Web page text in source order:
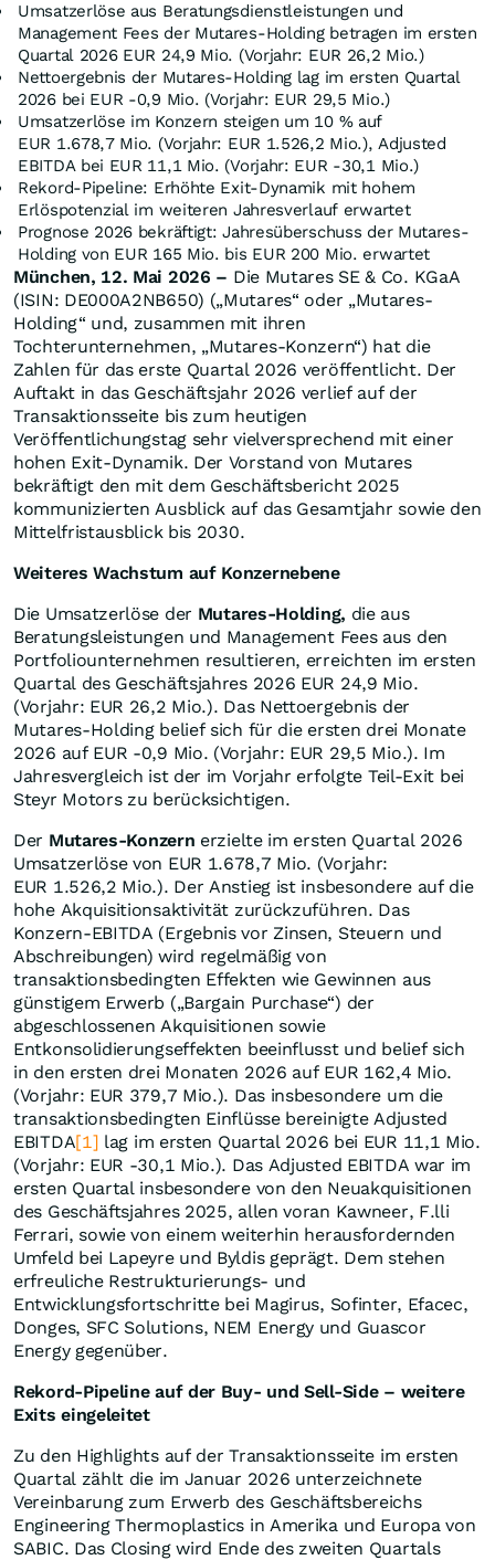
Umsatzerlöse aus Beratungsdienstleistungen und
Management Fees der Mutares-Holding betragen im ersten
Quartal 2026 EUR 24,9 Mio. (Vorjahr: EUR 26,2 Mio.)
Nettoergebnis der Mutares-Holding lag im ersten Quartal
2026 bei EUR -0,9 Mio. (Vorjahr: EUR 29,5 Mio.)
Umsatzerlöse im Konzern steigen um 10 % auf
EUR 1.678,7 Mio. (Vorjahr: EUR 1.526,2 Mio.), Adjusted
EBITDA bei EUR 11,1 Mio. (Vorjahr: EUR -30,1 Mio.)
Rekord-Pipeline: Erhöhte Exit-Dynamik mit hohem
Erlöspotenzial im weiteren Jahresverlauf erwartet
Prognose 2026 bekräftigt: Jahresüberschuss der Mutares-
Holding von EUR 165 Mio. bis EUR 200 Mio. erwartet
München, 12. Mai 2026 – Die Mutares SE & Co. KGaA
(ISIN: DE000A2NB650) („Mutares“ oder „Mutares-
Holding“ und, zusammen mit ihren
Tochterunternehmen, „Mutares-Konzern“) hat die
Zahlen für das erste Quartal 2026 veröffentlicht. Der
Auftakt in das Geschäftsjahr 2026 verlief auf der
Transaktionsseite bis zum heutigen
Veröffentlichungstag sehr vielversprechend mit einer
hohen Exit-Dynamik. Der Vorstand von Mutares
bekräftigt den mit dem Geschäftsbericht 2025
kommunizierten Ausblick auf das Gesamtjahr sowie den
Mittelfristausblick bis 2030.
Weiteres Wachstum auf Konzernebene
Die Umsatzerlöse der Mutares-Holding, die aus
Beratungsleistungen und Management Fees aus den
Portfoliounternehmen resultieren, erreichten im ersten
Quartal des Geschäftsjahres 2026 EUR 24,9 Mio.
(Vorjahr: EUR 26,2 Mio.). Das Nettoergebnis der
Mutares-Holding belief sich für die ersten drei Monate
2026 auf EUR -0,9 Mio. (Vorjahr: EUR 29,5 Mio.). Im
Jahresvergleich ist der im Vorjahr erfolgte Teil-Exit bei
Steyr Motors zu berücksichtigen.
Der Mutares-Konzern erzielte im ersten Quartal 2026
Umsatzerlöse von EUR 1.678,7 Mio. (Vorjahr:
EUR 1.526,2 Mio.). Der Anstieg ist insbesondere auf die
hohe Akquisitionsaktivität zurückzuführen. Das
Konzern-EBITDA (Ergebnis vor Zinsen, Steuern und
Abschreibungen) wird regelmäßig von
transaktionsbedingten Effekten wie Gewinnen aus
günstigem Erwerb („Bargain Purchase“) der
abgeschlossenen Akquisitionen sowie
Entkonsolidierungseffekten beeinflusst und belief sich
in den ersten drei Monaten 2026 auf EUR 162,4 Mio.
(Vorjahr: EUR 379,7 Mio.). Das insbesondere um die
transaktionsbedingten Einflüsse bereinigte Adjusted
EBITDA[1] lag im ersten Quartal 2026 bei EUR 11,1 Mio.
(Vorjahr: EUR -30,1 Mio.). Das Adjusted EBITDA war im
ersten Quartal insbesondere von den Neuakquisitionen
des Geschäftsjahres 2025, allen voran Kawneer, F.lli
Ferrari, sowie von einem weiterhin herausfordernden
Umfeld bei Lapeyre und Byldis geprägt. Dem stehen
erfreuliche Restrukturierungs- und
Entwicklungsfortschritte bei Magirus, Sofinter, Efacec,
Donges, SFC Solutions, NEM Energy und Guascor
Energy gegenüber.
Rekord-Pipeline auf der Buy- und Sell-Side – weitere
Exits eingeleitet
Zu den Highlights auf der Transaktionsseite im ersten
Quartal zählt die im Januar 2026 unterzeichnete
Vereinbarung zum Erwerb des Geschäftsbereichs
Engineering Thermoplastics in Amerika und Europa von
SABIC. Das Closing wird Ende des zweiten Quartals